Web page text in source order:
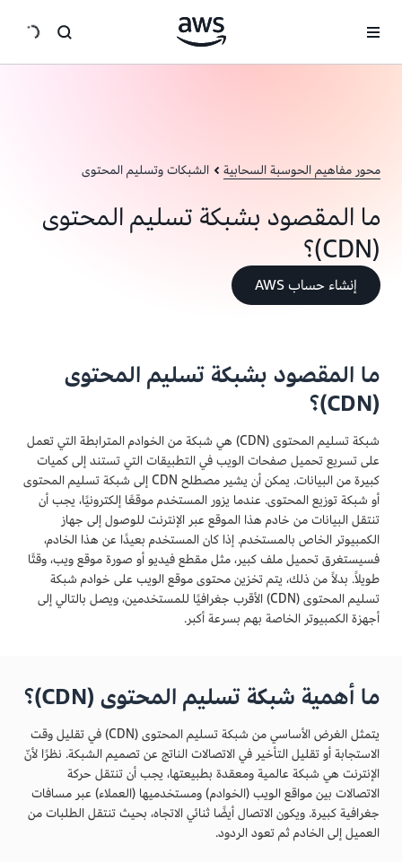
محور مفاهيم الحوسبة السحابية الشبكات وتسليم المحتوى
ما المقصود بشبكة تسليم المحتوى
(CDN)؟
إنشاء حساب AWS
ما المقصود بشبكة تسليم المحتوى
(CDN)؟
شبكة تسليم المحتوى (CDN) هي شبكة من الخوادم المترابطة التي تعمل
على تسريع تحميل صفحات الويب في التطبيقات التي تستند إلى كميات
كبيرة من البيانات. يمكن أن يشير مصطلح CDN إلى شبكة تسليم المحتوى
أو شبكة توزيع المحتوى. عندما يزور المستخدم موقعًا إلكترونيًا، يجب أن
تنتقل البيانات من خادم هذا الموقع عبر الإنترنت للوصول إلى جهاز
الكمبيوتر الخاص بالمستخدم. إذا كان المستخدم بعيدًا عن هذا الخادم،
فسيستغرق تحميل ملف كبير، مثل مقطع فيديو أو صورة موقع ويب، وقتًا
طويلاً. بدلاً من ذلك، يتم تخزين محتوى موقع الويب على خوادم شبكة
تسليم المحتوى (CDN) الأقرب جغرافيًا للمستخدمين، ويصل بالتالي إلى
أجهزة الكمبيوتر الخاصة بهم بسرعة أكبر.
ما أهمية شبكة تسليم المحتوى (CDN)؟
يتمثل الغرض الأساسي من شبكة تسليم المحتوى (CDN) في تقليل وقت
الاستجابة أو تقليل التأخير في الاتصالات الناتج عن تصميم الشبكة. نظرًا لأنّ
الإنترنت هي شبكة عالمية ومعقدة بطبيعتها، يجب أن تنتقل حركة
الاتصالات بين مواقع الويب (الخوادم) ومستخدميها (العملاء) عبر مسافات
جغرافية كبيرة. ويكون الاتصال أيضًا ثنائي الاتجاه، بحيث تنتقل الطلبات من
العميل إلى الخادم ثم تعود الردود.